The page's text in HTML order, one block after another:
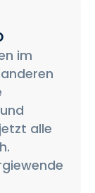
im
alle